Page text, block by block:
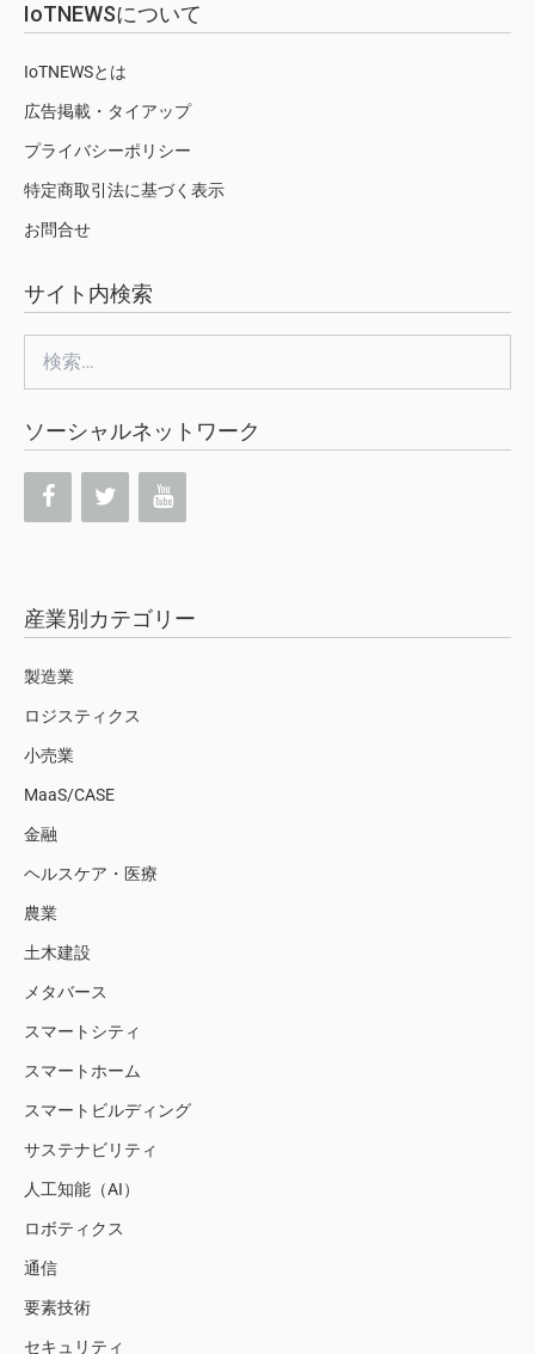
IoTNEWSについて
IoTNEWSとは
広告掲載・タイアップ
プライバシーポリシー
特定商取引法に基づく表示
お問合せ
サイト内検索
索:
ソーシャルネットワーク
産業別カテゴリー
製造業
ロジスティクス
小売業
MaaS/CASE
金融
ヘルスケア・医療
農業
土木建設
メタバース
スマートシティ
スマートホーム
スマートビルディング
サステナビリティ
人工知能（AI）
ロボティクス
通信
要素技術
セキュリティ